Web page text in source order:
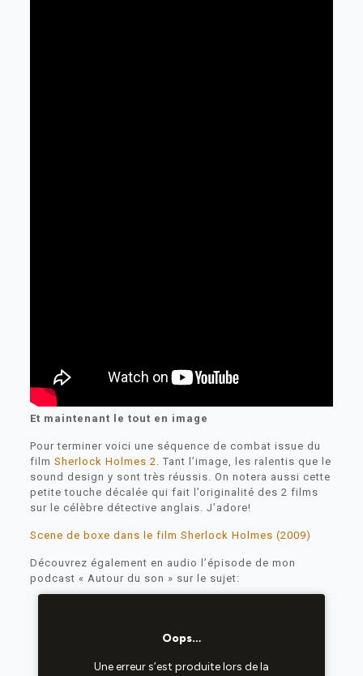
Et maintenant le tout en image
Pour terminer voici une séquence de combat issue du
film Sherlock Holmes 2
. Tant l’image, les ralentis que le
sound design y sont très réussis. On notera aussi cette
petite touche décalée qui fait l’originalité des 2 films
sur le célèbre détective anglais. J’adore!
Scene de boxe dans le film Sherlock Holmes (2009)
Découvrez également en audio l’épisode de mon
podcast « Autour du son » sur le sujet: